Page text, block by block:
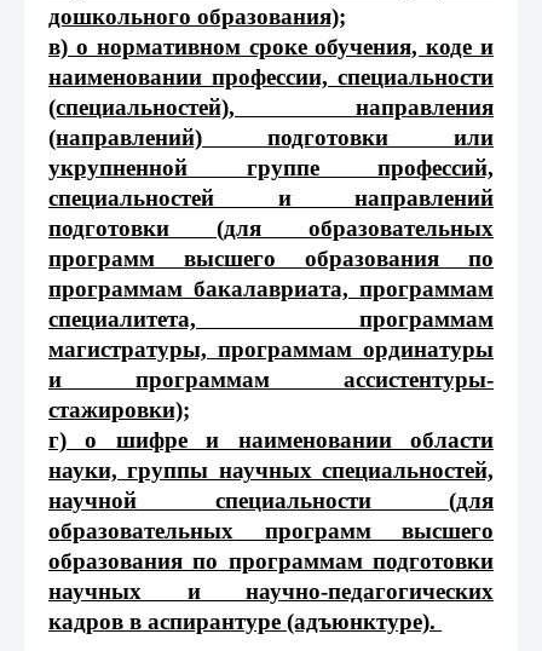
дошкольного образования);
в) о нормативном сроке обучения, коде и
наименовании профессии, специальности
(специальностей), направления
(направлений) подготовки или
укрупненной группе профессий,
специальностей и направлений
подготовки (для образовательных
программ высшего образования по
программам бакалавриата, программам
специалитета, программам
магистратуры, программам ординатуры
и программам ассистентуры-
стажировки);
г) о шифре и наименовании области
науки, группы научных специальностей,
научной специальности (для
образовательных программ высшего
образования по программам подготовки
научных и научно-педагогических
кадров в аспирантуре (адъюнктуре).